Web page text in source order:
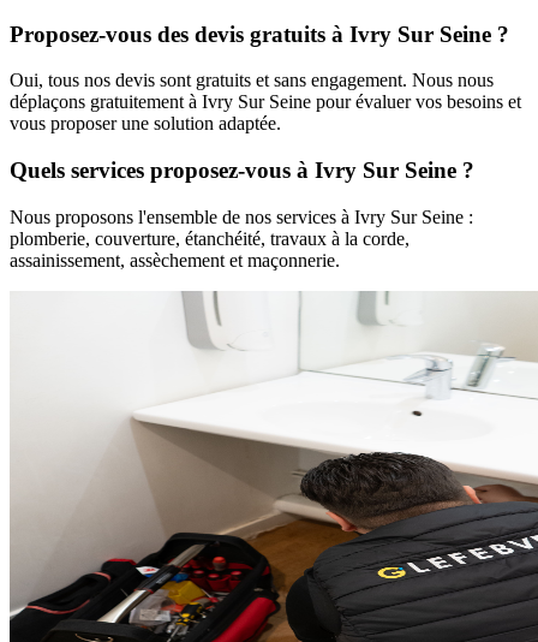
Proposez-vous des devis gratuits à Ivry Sur Seine ?
Oui, tous nos devis sont gratuits et sans engagement. Nous nous
déplaçons gratuitement à Ivry Sur Seine pour évaluer vos besoins et
vous proposer une solution adaptée.
Quels services proposez-vous à Ivry Sur Seine ?
Nous proposons l'ensemble de nos services à Ivry Sur Seine :
plomberie, couverture, étanchéité, travaux à la corde,
assainissement, assèchement et maçonnerie.